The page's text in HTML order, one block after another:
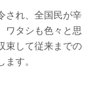
され、全国民が辛
ワタシも色々と思
束して従来までの
す。